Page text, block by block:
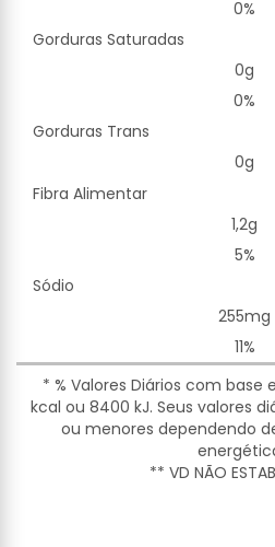
0%
Gorduras Saturadas
0g
0%
Gorduras Trans
0g
Fibra Alimentar
1,2g
5%
Sódio
255mg
11%
* % Valores Diários com
kcal ou 8400 kJ. Seus valores
ou menores dependendo
** VD NÃO